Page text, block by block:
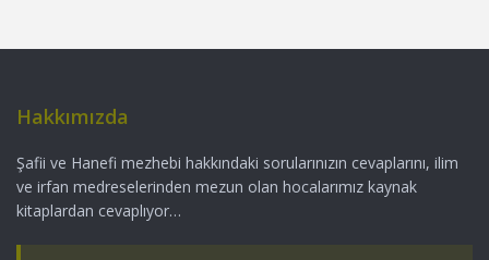
Hakkımızda
Şafii ve Hanefi mezhebi hakkındaki sorularınızın cevaplarını, ilim
ve irfan medreselerinden mezun olan hocalarımız kaynak
kitaplardan cevaplıyor…